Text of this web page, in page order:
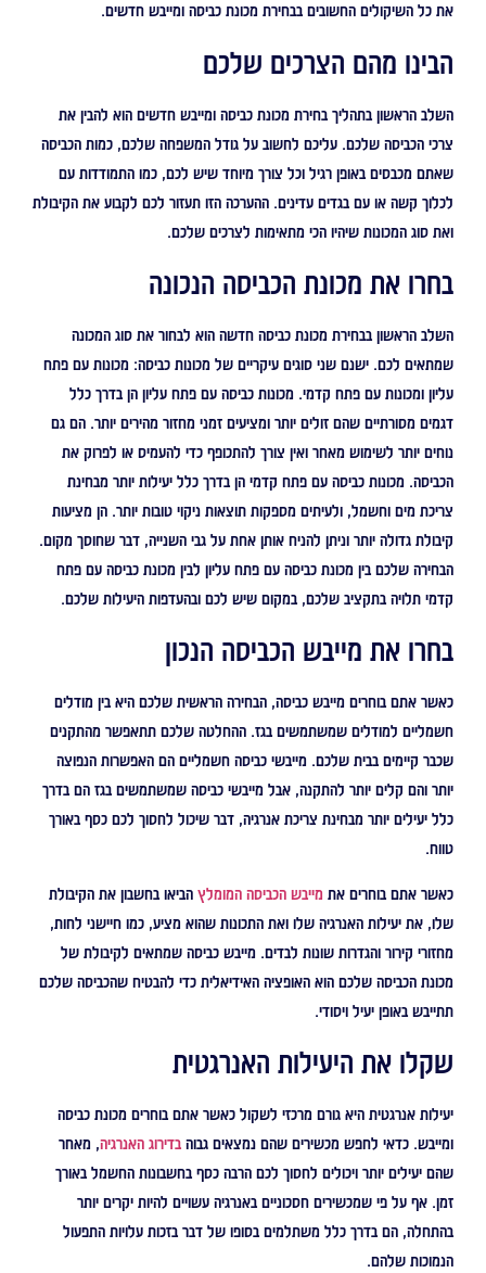
את כל השיקולים החשובים בבחירת מכונת כביסה ומייבש חדשים.
הבינו מהם הצרכים שלכם
השלב הראשון בתהליך בחירת מכונת כביסה ומייבש חדשים הוא להבין את
צרכי הכביסה שלכם. עליכם לחשוב על גודל המשפחה שלכם, כמות הכביסה
שאתם מכבסים באופן רגיל וכל צורך מיוחד שיש לכם, כמו התמודדות עם
לכלוך קשה או עם בגדים עדינים. ההערכה הזו תעזור לכם לקבוע את הקיבולת
ואת סוג המכונות שיהיו הכי מתאימות לצרכים שלכם.
בחרו את מכונת הכביסה הנכונה
השלב הראשון בבחירת מכונת כביסה חדשה הוא לבחור את סוג המכונה
שמתאים לכם. ישנם שני סוגים עיקריים של מכונות כביסה: מכונות עם פתח
עליון ומכונות עם פתח קדמי. מכונות כביסה עם פתח עליון הן בדרך כלל
דגמים מסורתיים שהם זולים יותר ומציעים זמני מחזור מהירים יותר. הם גם
נוחים יותר לשימוש מאחר ואין צורך להתכופף כדי להעמיס או לפרוק את
הכביסה. מכונות כביסה עם פתח קדמי הן בדרך כלל יעילות יותר מבחינת
צריכת מים וחשמל, ולעיתים מספקות תוצאות ניקוי טובות יותר. הן מציעות
קיבולת גדולה יותר וניתן להניח אותן אחת על גבי השנייה, דבר שחוסך מקום.
הבחירה שלכם בין מכונת כביסה עם פתח עליון לבין מכונת כביסה עם פתח
קדמי תלויה בתקציב שלכם, במקום שיש לכם ובהעדפות היעילות שלכם.
בחרו את מייבש הכביסה הנכון
כאשר אתם בוחרים מייבש כביסה, הבחירה הראשית שלכם היא בין מודלים
חשמליים למודלים שמשתמשים בגז. ההחלטה שלכם תתאפשר מהתקנים
שכבר קיימים בבית שלכם. מייבשי כביסה חשמליים הם האפשרות הנפוצה
יותר והם קלים יותר להתקנה, אבל מייבשי כביסה שמשתמשים בגז הם בדרך
כלל יעילים יותר מבחינת צריכת אנרגיה, דבר שיכול לחסוך לכם כסף באורך
טווח.
כאשר אתם בוחרים את מייבש הכביסה המומלץ הביאו בחשבון את הקיבולת
שלו, את יעילות האנרגיה שלו ואת התכונות שהוא מציע, כמו חיישני לחות,
מחזורי קירור והגדרות שונות לבדים. מייבש כביסה שמתאים לקיבולת של
מכונת הכביסה שלכם הוא האופציה האידיאלית כדי להבטיח שהכביסה שלכם
תתייבש באופן יעיל ויסודי.
שקלו את היעילות האנרגטית
יעילות אנרגטית היא גורם מרכזי לשקול כאשר אתם בוחרים מכונת כביסה
ומייבש. כדאי לחפש מכשירים שהם נמצאים גבוה בדירוג האנרגיה, מאחר
שהם יעילים יותר ויכולים לחסוך לכם הרבה כסף בחשבונות החשמל באורך
זמן. אף על פי שמכשירים חסכוניים באנרגיה עשויים להיות יקרים יותר
בהתחלה, הם בדרך כלל משתלמים בסופו של דבר בזכות עלויות התפעול
הנמוכות שלהם.